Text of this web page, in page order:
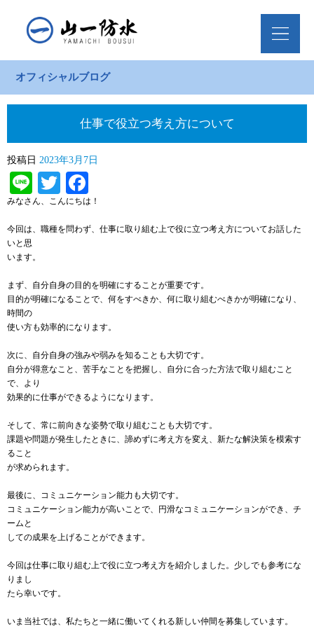
オフィシャルブログ
仕事で役立つ考え方について
投稿日 2023年3月7日
LineTwitter
みなさん、こんにちは！
今回は、職種を問わず、仕事に取り組む上で役に立つ考え方についてお話した
いと思
います。
まず、自分自身の目的を明確にすることが重要です。
目的が明確になることで、何をすべきか、何に取り組むべきかが明確になり、
時間の
使い方も効率的になります。
次に、自分自身の強みや弱みを知ることも大切です。
自分が得意なこと、苦手なことを把握し、自分に合った方法で取り組むこと
で、より
効果的に仕事ができるようになります。
そして、常に前向きな姿勢で取り組むことも大切です。
課題や問題が発生したときに、諦めずに考え方を変え、新たな解決策を模索す
ること
が求められます。
最後に、コミュニケーション能力も大切です。
コミュニケーション能力が高いことで、円滑なコミュニケーションができ、チ
ームと
しての成果を上げることができます。
今回は仕事に取り組む上で役に立つ考え方を紹介しました。少しでも参考にな
りまし
たら幸いです。
いま当社では、私たちと一緒に働いてくれる新しい仲間を募集しています。